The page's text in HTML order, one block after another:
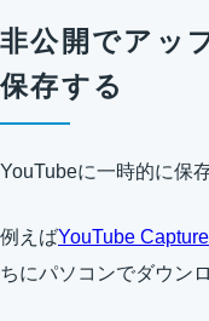
非公開でアッ
保存する
YouTubeに一時的に保
例えばYouTube Capture
ちにパソコンでダウン